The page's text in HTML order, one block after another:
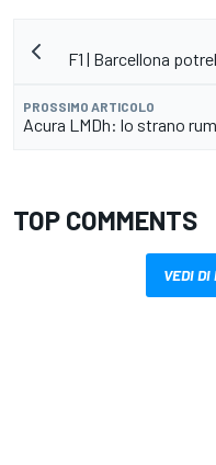
F1 | Barcellona
PROSSIMO ARTICOLO
Acura LMDh: lo strano
TOP COMMENTS
VEDI DI